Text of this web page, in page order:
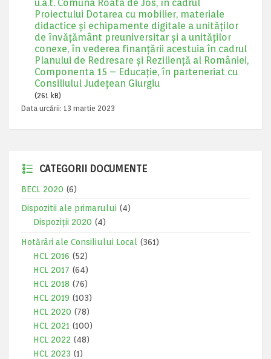
u.a.t. Comuna Roata de Jos, în cadrul
Proiectului Dotarea cu mobilier, materiale
didactice și echipamente digitale a unităților
de învățământ preuniversitar și a unităților
conexe, în vederea finanțării acestuia în cadrul
Planului de Redresare și Reziliență al României,
Componenta 15 – Educație, în parteneriat cu
Consiliulul Județean Giurgiu
(261 kB)
Data urcării: 13 martie 2023
CATEGORII DOCUMENTE
BECL 2020 (6)
Dispozitii ale primarului (4)
Dispoziții 2020 (4)
Hotărâri ale Consiliului Local
(361)
HCL 2016 (52)
HCL 2017 (64)
HCL 2018 (76)
HCL 2019 (103)
HCL 2020 (78)
HCL 2021 (100)
HCL 2022 (48)
HCL 2023 (1)